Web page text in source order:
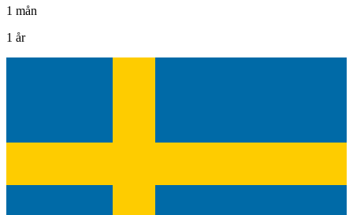
1 mån
1 år